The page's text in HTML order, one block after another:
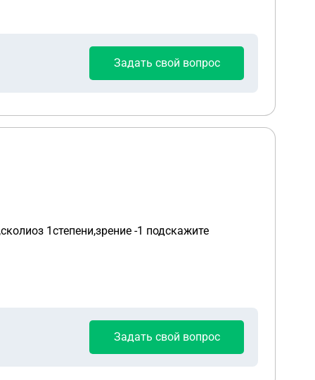
Задать свой вопрос
1степени,зрение -1 подскажите
Задать свой вопрос